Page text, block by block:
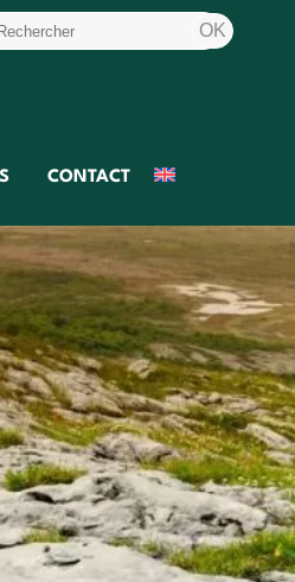
CONTACT